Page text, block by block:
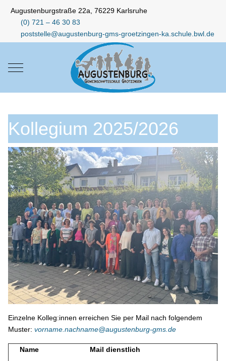
Augustenburgstraße 22a, 76229 Karlsruhe
(0) 721 – 46 30 83
poststelle@augustenburg-gms-groetzingen-ka.schule.bwl.de
Mobile Menu Toggle
Kollegium 2025/2026
Einzelne Kolleg:innen erreichen Sie per Mail nach folgendem
Muster:vorname.nachname@augustenburg-gms.de
Name Mail dienstlich